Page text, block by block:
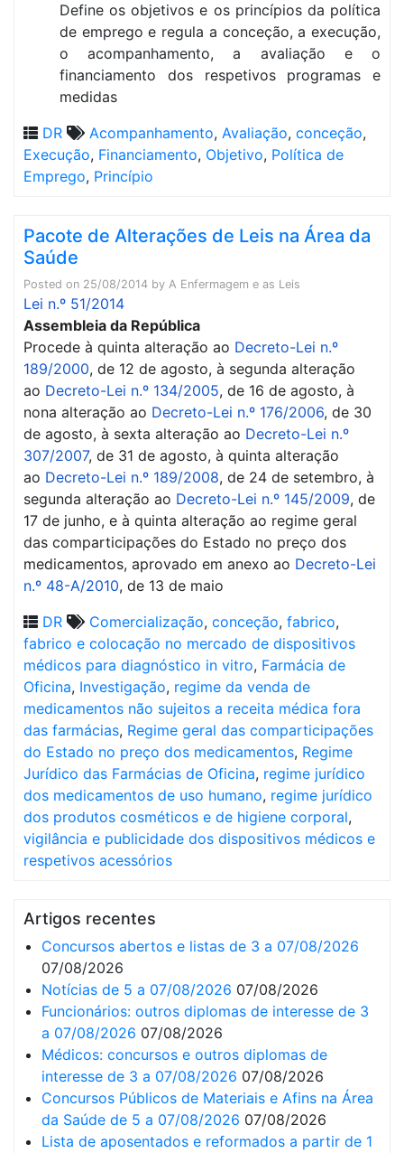
Define os objetivos e os princípios da política
de emprego e regula a conceção, a execução,
o acompanhamento, a avaliação e o
financiamento dos respetivos programas e
medidas
DR
Acompanhamento, Avaliação, conceção,
Execução, Financiamento, Objetivo, Política de
Emprego, Princípio
Pacote de Alterações de Leis na Área da
Saúde
Posted on 25/08/2014 by A Enfermagem e as Leis
Lei n.º 51/2014
Assembleia da República
Procede à quinta alteração ao Decreto-Lei n.º
189/2000, de 12 de agosto, à segunda alteração
ao Decreto-Lei n.º 134/2005, de 16 de agosto, à
nona alteração ao Decreto-Lei n.º 176/2006, de 30
de agosto, à sexta alteração ao Decreto-Lei n.º
307/2007, de 31 de agosto, à quinta alteração
ao Decreto-Lei n.º 189/2008, de 24 de setembro, à
segunda alteração ao Decreto-Lei n.º 145/2009, de
17 de junho, e à quinta alteração ao regime geral
das comparticipações do Estado no preço dos
medicamentos, aprovado em anexo ao Decreto-Lei
n.º 48-A/2010, de 13 de maio
DR
Comercialização, conceção, fabrico,
fabrico e colocação no mercado de dispositivos
médicos para diagnóstico in vitro, Farmácia de
Oficina, Investigação, regime da venda de
medicamentos não sujeitos a receita médica fora
das farmácias, Regime geral das comparticipações
do Estado no preço dos medicamentos, Regime
Jurídico das Farmácias de Oficina, regime jurídico
dos medicamentos de uso humano, regime jurídico
dos produtos cosméticos e de higiene corporal,
vigilância e publicidade dos dispositivos médicos e
respetivos acessórios
Artigos recentes
Concursos abertos e listas de 3 a 07/08/2026
07/08/2026
Notícias de 5 a 07/08/2026 07/08/2026
Funcionários: outros diplomas de interesse de 3
a 07/08/2026 07/08/2026
Médicos: concursos e outros diplomas de
interesse de 3 a 07/08/2026 07/08/2026
Concursos Públicos de Materiais e Afins na Área
da Saúde de 5 a 07/08/2026 07/08/2026
Lista de aposentados e reformados a partir de 1